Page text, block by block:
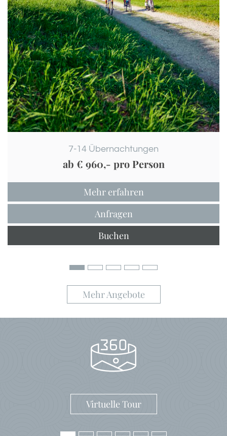
7-14 Übernachtungen
ab € 960,- pro Person
Mehr erfahren
Anfragen
Buchen
Mehr Angebote
Virtuelle Tour